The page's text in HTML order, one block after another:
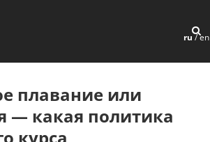
ru/en
плавание или
— какая политика